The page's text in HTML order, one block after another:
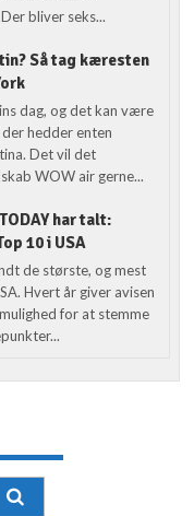
bliver seks...
Så tag kæresten
dag, og det kan være
hedder enten
Det vil det
WOW air gerne...
har talt:
10 i USA
de største, og mest
Hvert år giver avisen
for at stemme